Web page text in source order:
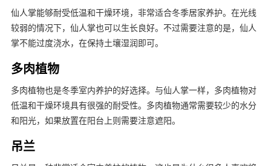
仙人掌能够耐受低温和干燥环境，非常适合冬季居家养护。在光线
较弱的情况下，仙人掌也可以生长良好。不过需要注意的是，仙人
掌不能过度浇水，在保持土壤湿润即可。
多肉植物
多肉植物也是冬季室内养护的好选择。与仙人掌一样，多肉植物对
低温和干燥环境具有很强的耐受性。多肉植物通常需要较少的水分
和阳光，如果放置在阳台上则需要注意遮阳。
吊兰